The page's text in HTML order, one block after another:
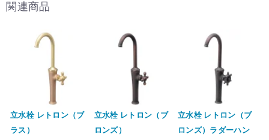
関連商品
立水栓 レトロン（ブ
ラス）
立水栓 レトロン（ブ
ロンズ）
立水栓 レトロン（ブ
ロンズ）ラダーハン